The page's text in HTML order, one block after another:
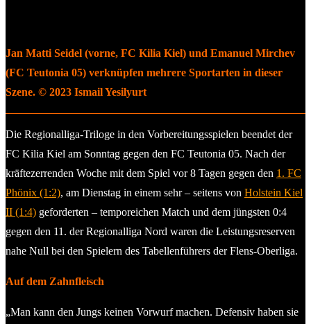
Jan Matti Seidel (vorne, FC Kilia Kiel) und Emanuel Mirchev
(FC Teutonia 05) verknüpfen mehrere Sportarten in dieser
Szene. © 2023 Ismail Yesilyurt
Die Regionalliga-Triloge in den Vorbereitungsspielen beendet der
FC Kilia Kiel am Sonntag gegen den FC Teutonia 05. Nach der
kräftezerrenden Woche mit dem Spiel vor 8 Tagen gegen den 1. FC
Phönix (1:2), am Dienstag in einem sehr – seitens von Holstein Kiel
II (1:4) geforderten – temporeichen Match und dem jüngsten 0:4
gegen den 11. der Regionalliga Nord waren die Leistungsreserven
nahe Null bei den Spielern des Tabellenführers der Flens-Oberliga.
Auf dem Zahnfleisch
„Man kann den Jungs keinen Vorwurf machen. Defensiv haben sie